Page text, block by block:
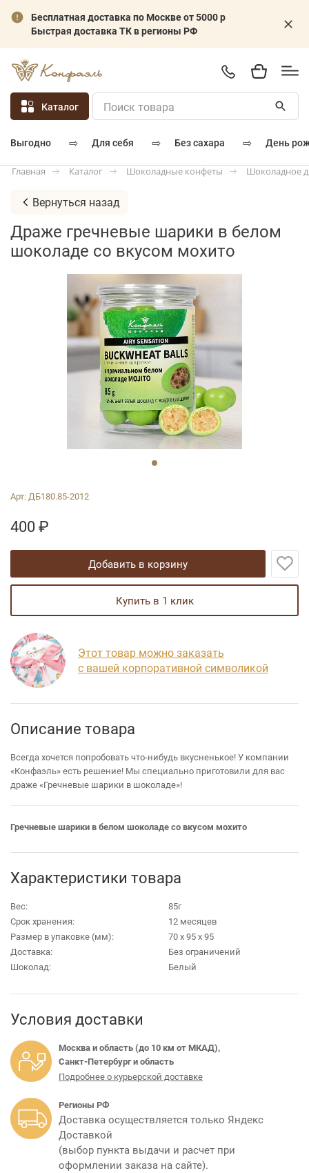
Бесплатная доставка по Москве от 5000 р
Быстрая доставка ТК в регионы РФ
Каталог
выгодно ⇨ для себя ⇨ без сахара ⇨ день
Главная Каталог Шоколадные конфеты Шоколадное
Вернуться назад
Драже гречневые шарики в белом
шоколаде со вкусом мохито
Арт:ДБ180.85-2012
400 ₽
добавить в корзину
купить в 1 клик
Этот товар можно заказать
с вашей корпоративной символикой
Описание товара
Всегда хочется попробовать что-нибудь вкусненькое! У компании
«Конфаэль» есть решение! Мы специально приготовили для вас
драже «Гречневые шарики в шоколаде»!
Гречневые шарики в белом шоколаде со вкусом мохито
Характеристики товара
Вес:
85г
Срок хранения:
12 месяцев
Размер в упаковке (мм):
70 х 95 х 95
Доставка:
Без ограничений
Шоколад:
Белый
Условия доставки
Москва и область (до 10 км от МКАД),
Санкт-Петербург и область
Подробнее о курьерской доставке
Регионы РФ
Доставка осуществляется только Яндекс
Доставкой
(выбор пункта выдачи и расчет при
оформлении заказа на сайте).